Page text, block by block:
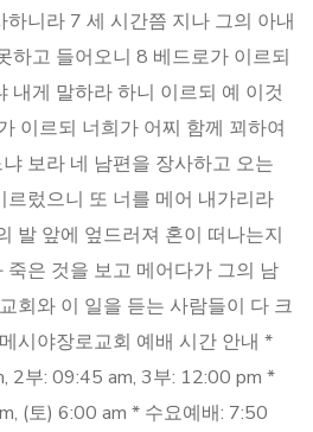
니라 7 세 시간쯤 지나 그의 아내
하고 들어오니 8 베드로가 이르되
내게 말하라 하니 이르되 예 이것
이르되 너희가 어찌 함께 꾀하여
보라 네 남편을 장사하고 오는
렀으니 또 너를 메어 내가리라
발 앞에 엎드러져 혼이 떠나는지
은 것을 보고 메어다가 그의 남
회와 이 일을 듣는 사람들이 다 크
시야장로교회 예배 시간 안내 *
2부: 09:45 am, 3부: 12:00 pm *
(토) 6:00 am * 수요예배: 7:50